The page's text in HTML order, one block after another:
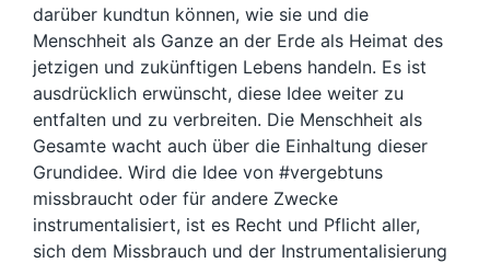
darüber kundtun können, wie sie und die
Menschheit als Ganze an der Erde als Heimat des
jetzigen und zukünftigen Lebens handeln. Es ist
ausdrücklich erwünscht, diese Idee weiter zu
entfalten und zu verbreiten. Die Menschheit als
Gesamte wacht auch über die Einhaltung dieser
Grundidee. Wird die Idee von #vergebtuns
missbraucht oder für andere Zwecke
instrumentalisiert, ist es Recht und Pflicht aller,
sich dem Missbrauch und der Instrumentalisierung